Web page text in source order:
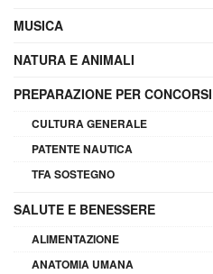
MUSICA
NATURA E ANIMALI
PREPARAZIONE PER CONCORSI
CULTURA GENERALE
PATENTE NAUTICA
TFA SOSTEGNO
SALUTE E BENESSERE
ALIMENTAZIONE
ANATOMIA UMANA